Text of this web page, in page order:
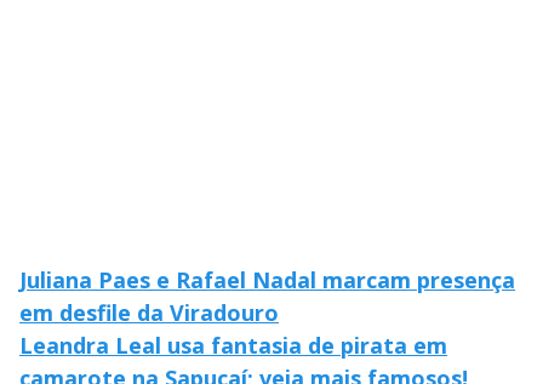
Juliana Paes e Rafael Nadal marcam presença
em desfile da Viradouro
Leandra Leal usa fantasia de pirata em
camarote na Sapucaí; veja mais famosos!